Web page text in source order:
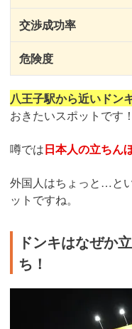
交渉成功率
危険度
八王子駅から近いドン
おきたいスポットです！
噂では日本人の立ちん
外国人はちょっと…と
ットですね。
ドンキはなぜか
ち！